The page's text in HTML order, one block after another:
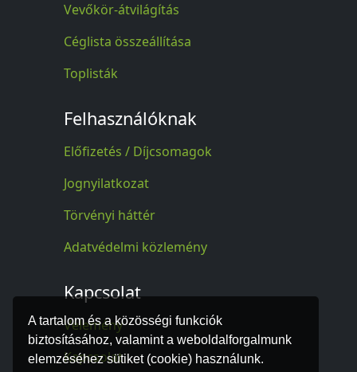
A tartalom és a közösségi funkciók
biztosításához, valamint a weboldalforgalmunk
elemzéséhez sütiket (cookie) használunk.
Vevőkör-átvilágítás
Céglista összeállítása
Toplisták
Felhasználóknak
Előfizetés / Díjcsomagok
Jognyilatkozat
Törvényi háttér
Adatvédelmi közlemény
Kapcsolat
Vélemény
Kapcsolat